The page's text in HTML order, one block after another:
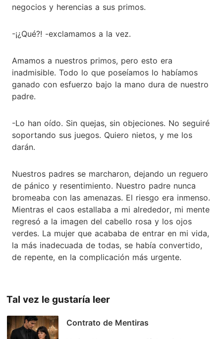
negocios y herencias a sus primos.
-¡¿Qué?! -exclamamos a la vez.
Amamos a nuestros primos, pero esto era
inadmisible. Todo lo que poseíamos lo habíamos
ganado con esfuerzo bajo la mano dura de nuestro
padre.
-Lo han oído. Sin quejas, sin objeciones. No seguiré
soportando sus juegos. Quiero nietos, y me los
darán.
Nuestros padres se marcharon, dejando un reguero
de pánico y resentimiento. Nuestro padre nunca
bromeaba con las amenazas. El riesgo era inmenso.
Mientras el caos estallaba a mi alrededor, mi mente
regresó a la imagen del cabello rosa y los ojos
verdes. La mujer que acababa de entrar en mi vida,
la más inadecuada de todas, se había convertido,
de repente, en la complicación más urgente.
Tal vez le gustaría leer
Contrato de Mentiras